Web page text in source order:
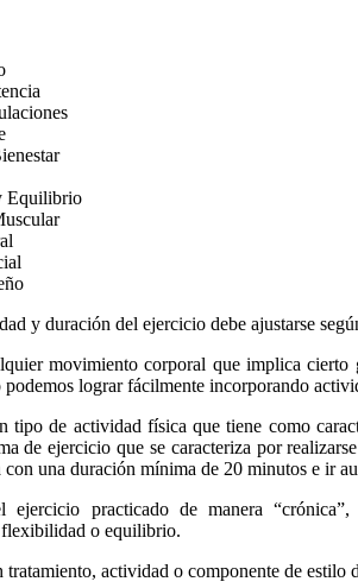
Equilibrio
y duración del ejercicio debe ajustarse
movimiento corporal que implica
lograr fácilmente incorporando
tipo de actividad física que tiene como
de ejercicio que se caracteriza por
con una duración mínima de 20 minutos e ir
ejercicio practicado de manera
o equilibrio.
actividad o componente de